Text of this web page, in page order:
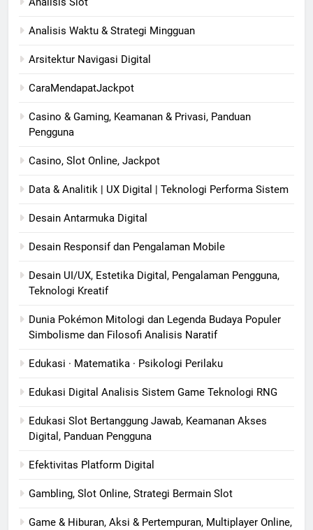
Analisis Waktu & Strategi Mingguan
Arsitektur Navigasi Digital
CaraMendapatJackpot
Casino & Gaming, Keamanan & Privasi, Panduan
Pengguna
Casino, Slot Online, Jackpot
Data & Analitik | UX Digital | Teknologi Performa Sistem
Desain Antarmuka Digital
Desain Responsif dan Pengalaman Mobile
Desain UI/UX, Estetika Digital, Pengalaman Pengguna,
Teknologi Kreatif
Dunia Pokémon Mitologi dan Legenda Budaya Populer
Simbolisme dan Filosofi Analisis Naratif
Edukasi · Matematika · Psikologi Perilaku
Edukasi Digital Analisis Sistem Game Teknologi RNG
Edukasi Slot Bertanggung Jawab, Keamanan Akses
Digital, Panduan Pengguna
Efektivitas Platform Digital
Gambling, Slot Online, Strategi Bermain Slot
Game & Hiburan, Aksi & Pertempuran, Multiplayer Online,